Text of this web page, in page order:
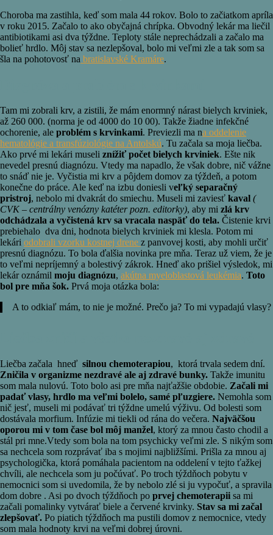
Choroba ma zastihla, keď som mala 44 rokov. Bolo to začiatkom apríla
v roku 2015. Začalo to ako obyčajná chrípka. Obvodný lekár ma liečil
antibiotikami asi dva týždne. Teploty stále neprechádzali a začalo ma
bolieť hrdlo. Môj stav sa nezlepšoval, bolo mi veľmi zle a tak som sa
šla na pohotovosť na bratislavské Kramáre.
Tam mi zobrali krv, a zistili, že mám enormný nárast bielych krviniek,
až 260 000. (norma je od 4000 do 10 00). Takže žiadne infekčné
ochorenie, ale problém s krvinkami. Previezli ma na oddelenie
hematológie a transfúziológie na Antolskú. Tu začala sa moja liečba.
Ako prvé mi lekári museli znížiť počet bielych krviniek. Ešte nik
nevedel presnú diagnózu. Vtedy ma napadlo, že však dobre, nič vážne
to snáď nie je. Vyčistia mi krv a pôjdem domov za týždeň, a potom
konečne do práce. Ale keď na izbu doniesli veľký separačný
pristroj, nebolo mi dvakrát do smiechu. Museli mi zaviesť kaval (
CVK – centrálny venózny katéter pozn. editorky), aby mi zlá krv
odchádzala a vyčistená krv sa vracala naspäť do tela. Čistenie krvi
prebiehalo dva dni, hodnota bielych krviniek mi klesla. Potom mi
lekári odobrali vzorku kostnej drene z panvovej kosti, aby mohli určiť
presnú diagnózu. To bola ďalšia novinka pre mňa. Teraz už viem, že je
to veľmi nepríjemný a bolestivý zákrok. Hneď ako prišiel výsledok, mi
lekár oznámil moju diagnózu, akútna myeloblastová leukémia. Toto
bol pre mňa šok. Prvá moja otázka bola:
A to odkiaľ mám, to nie je možné. Prečo ja? To mi vypadajú vlasy?
Liečba začala hneď silnou chemoterapiou, ktorá trvala sedem dní.
Zničila v organizme nezdravé ale aj zdravé bunky. Takže imunitu
som mala nulovú. Toto bolo asi pre mňa najťažšie obdobie. Začali mi
padať vlasy, hrdlo ma veľmi bolelo, samé pľuzgiere. Nemohla som
nič jesť, museli mi podávať tri týždne umelú výživu. Od bolesti som
dostávala morfium. Infúzie mi tiekli od rána do večera. Najväčšou
oporou mi v tom čase bol môj manžel, ktorý za mnou často chodil a
stál pri mne.Vtedy som bola na tom psychicky veľmi zle. S nikým som
sa nechcela som rozprávať iba s mojimi najbližšími. Prišla za mnou aj
psychologička, ktorá pomáhala pacientom na oddelení v tejto ťažkej
chvíli, ale nechcela som ju počúvať. Po troch týždňoch pobytu v
nemocnici som si uvedomila, že by nebolo zlé si ju vypočuť, a spravila
dom dobre . Asi po dvoch týždňoch po prvej chemoterapii sa mi
začali pomalinky vytvárať biele a červené krvinky. Stav sa mi začal
zlepšovať. Po piatich týždňoch ma pustili domov z nemocnice, vtedy
som mala hodnoty krvi na veľmi dobrej úrovni.